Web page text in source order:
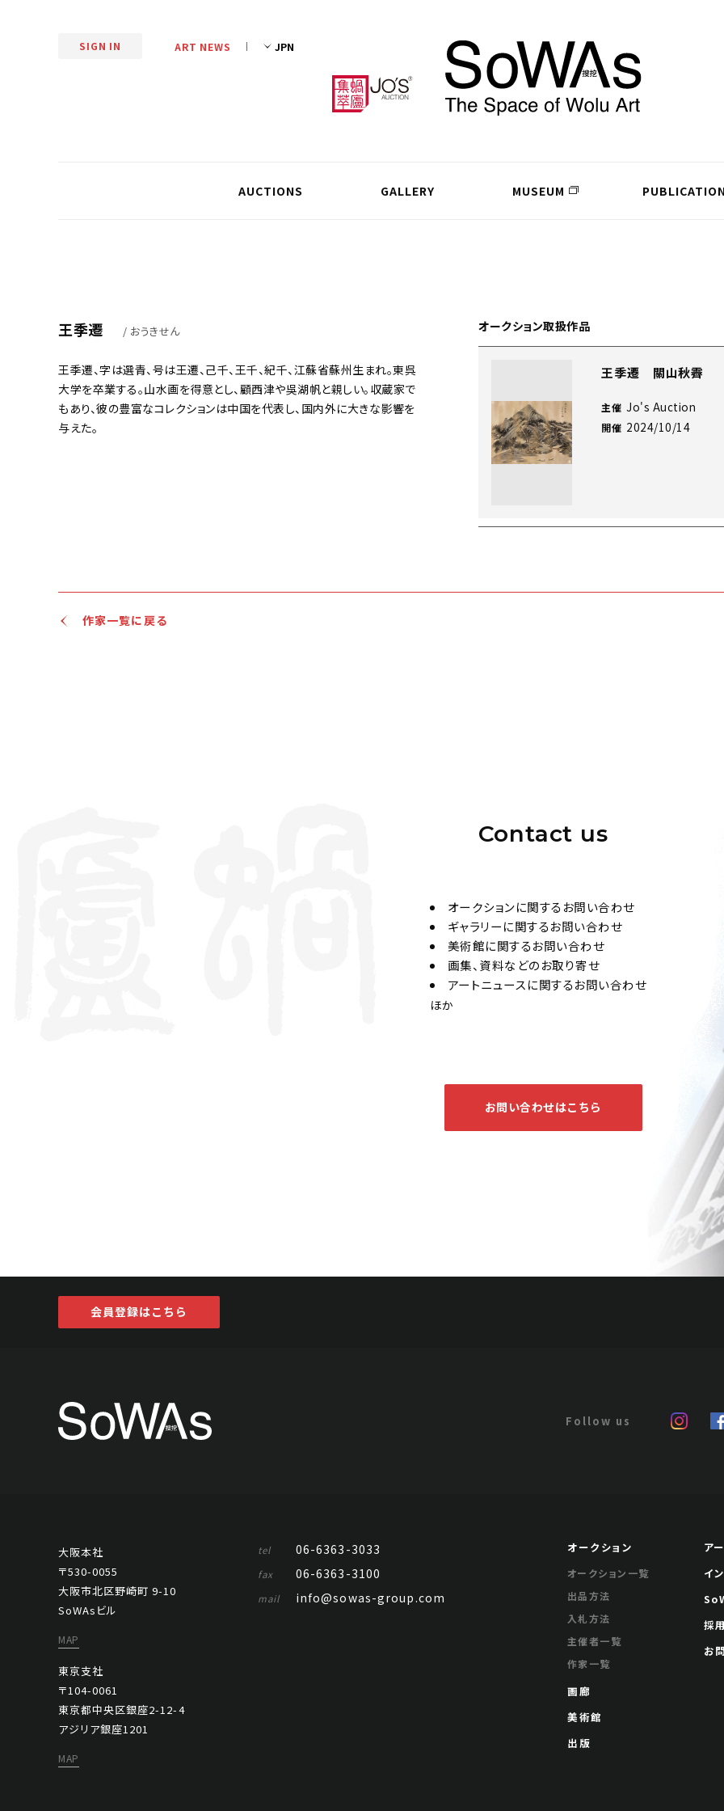
SIGN IN ART NEWS
AUCTIONS GALLERY MUSEUM
王季遷 / おうきせん
王季遷、字は選青、号は王遷、己千、王千、紀千、江蘇省蘇州生まれ。東呉
大学を卒業する。山水画を得意とし、顧西津や吳湖帆と親しい。収蔵家で
もあり、彼の豊富なコレクションは中国を代表し、国内外に大きな影響を
与えた。
オークション取扱作品
王季遷 關山秋霽
主催 Jo's Auction
開催 2024/10/14
作家一覧に戻る
Contact us
オークションに関するお問い合わせ
ギャラリーに関するお問い合わせ
美術館に関するお問い合わせ
画集、資料などのお取り寄せ
アートニュースに関するお問い合わせ
ほか
お問い合わせはこちら
会員登録はこちら
大阪本社
〒530-0055
大阪市北区野崎町 9-10
SoWAsビル
MAP
東京支社
〒104-0061
東京都中央区銀座2-12-4
アジリア銀座1201
MAP
tel 06-6363-3033
fax 06-6363-3100
mail info@sowas-group.com
オークション
オークション一覧
出品方法
入札方法
主催者一覧
作家一覧
画廊
美術館
出版
ア
イ
採
お